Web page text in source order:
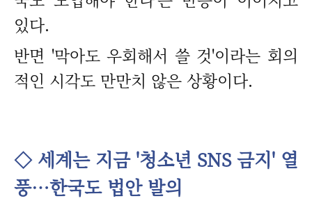
있다.
반면 '막아도 우회해서 쓸 것'이라는 회의
적인 시각도 만만치 않은 상황이다.
◇ 세계는 지금 '청소년 SNS 금지' 열
풍…한국도 법안 발의